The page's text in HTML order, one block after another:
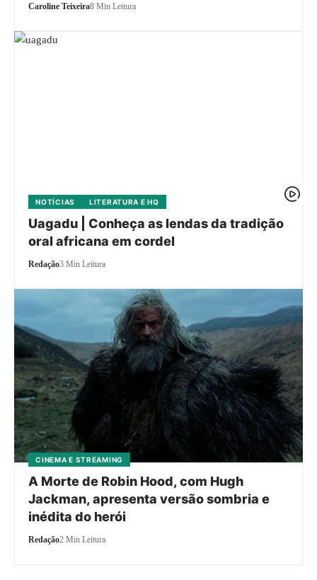
Caroline Teixeira8 Min Leitura
NOTÍCIAS LITERATURA E HQ
Uagadu | Conheça as lendas da tradição
oral africana em cordel
Redação3 Min Leitura
CINEMA E STREAMING
A Morte de Robin Hood, com Hugh
Jackman, apresenta versão sombria e
inédita do herói
Redação2 Min Leitura